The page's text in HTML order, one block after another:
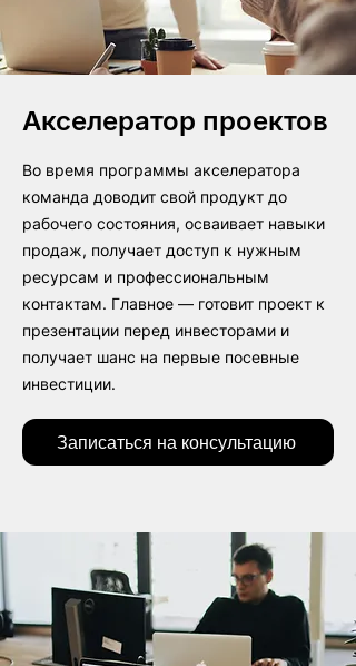
Акселератор проектов
Во время программы акселератора
команда доводит свой продукт до
рабочего состояния, осваивает навыки
продаж, получает доступ к нужным
ресурсам и профессиональным
контактам. Главное — готовит проект к
презентации перед инвесторами и
получает шанс на первые посевные
инвестиции.
Записаться на консультацию